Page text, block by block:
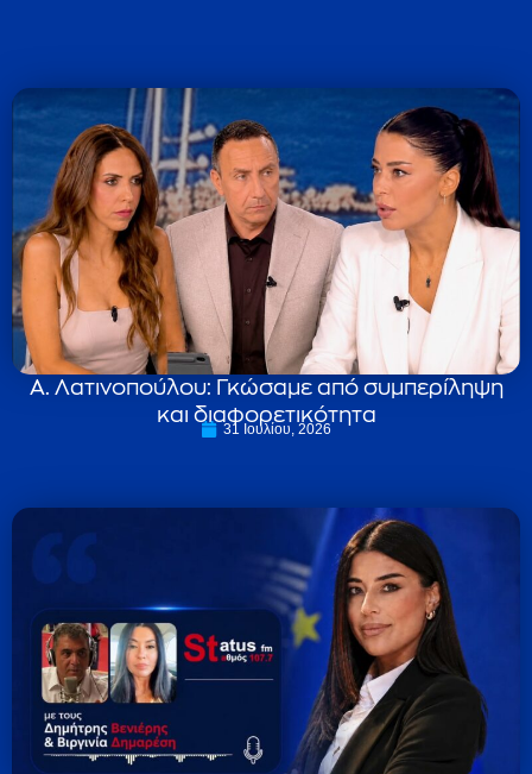
Α. Λατινοπούλου: Γκώσαμε από συμπερίληψη
και διαφορετικότητα
31 Ιουλίου, 2026